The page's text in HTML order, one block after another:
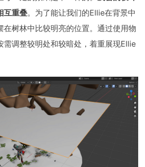
互重叠。为了能让我们的Ellie在背景中
在树林中比较明亮的位置。通过使用物
需调整较明处和较暗处，着重展现Ellie